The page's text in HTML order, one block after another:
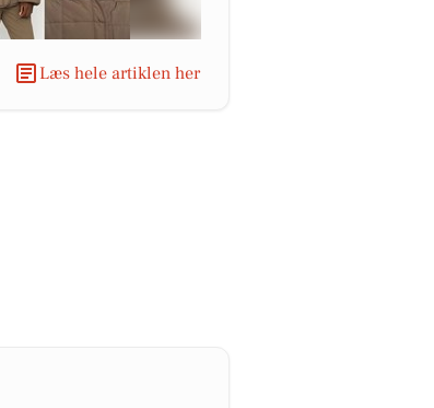
Læs hele artiklen her